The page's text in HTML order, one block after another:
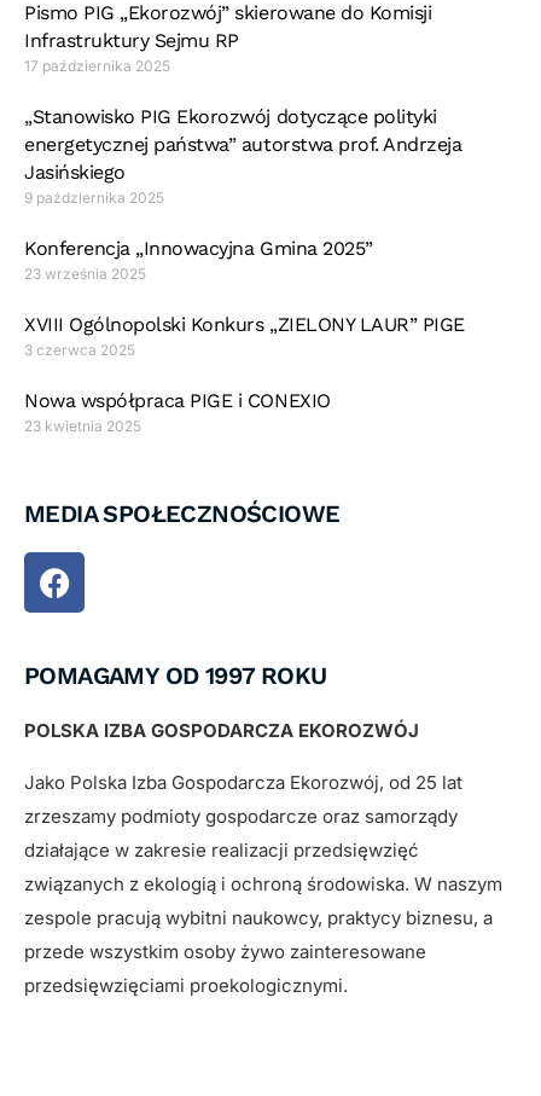
Pismo PIG „Ekorozwój” skierowane do Komisji
Infrastruktury Sejmu RP
17 października 2025
„Stanowisko PIG Ekorozwój dotyczące polityki
energetycznej państwa” autorstwa prof. Andrzeja
Jasińskiego
9 października 2025
Konferencja „Innowacyjna Gmina 2025”
23 września 2025
XVIII Ogólnopolski Konkurs „ZIELONY LAUR” PIGE
3 czerwca 2025
Nowa współpraca PIGE i CONEXIO
23 kwietnia 2025
MEDIA SPOŁECZNOŚCIOWE
POMAGAMY OD 1997 ROKU
POLSKA IZBA GOSPODARCZA EKOROZWÓJ
Jako Polska Izba Gospodarcza Ekorozwój, od 25 lat
zrzeszamy podmioty gospodarcze oraz samorządy
działające w zakresie realizacji przedsięwzięć
związanych z ekologią i ochroną środowiska. W naszym
zespole pracują wybitni naukowcy, praktycy biznesu, a
przede wszystkim osoby żywo zainteresowane
przedsięwzięciami proekologicznymi.